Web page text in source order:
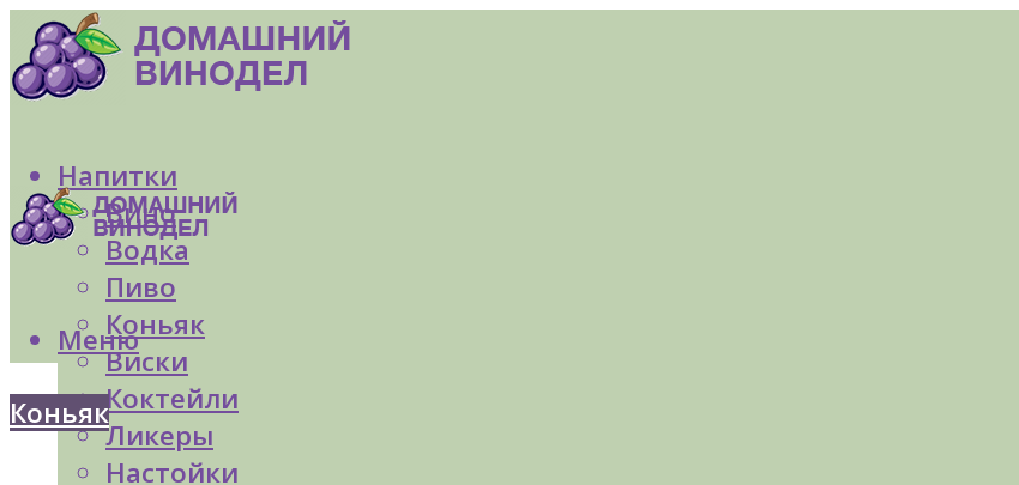
Напитки
Вино
Водка
Пиво
Коньяк
Виски
Коктейли
Ликеры
Настойки
Меню
Коньяк